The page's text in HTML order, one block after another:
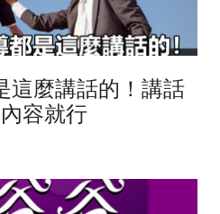
這麼講話的！講話
容就行